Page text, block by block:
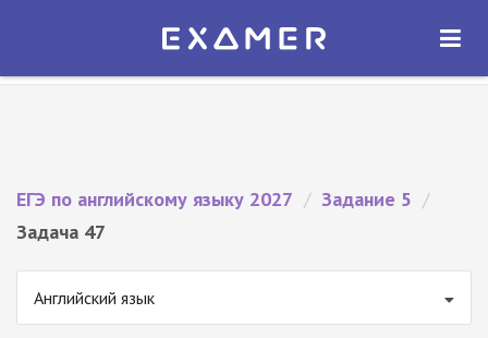
Экзамер — ЕГЭ 2027
ОТКРЫТЬ
ЕГЭ по английскому языку 2027 / Задание 5 /
Задача 47
Английский язык